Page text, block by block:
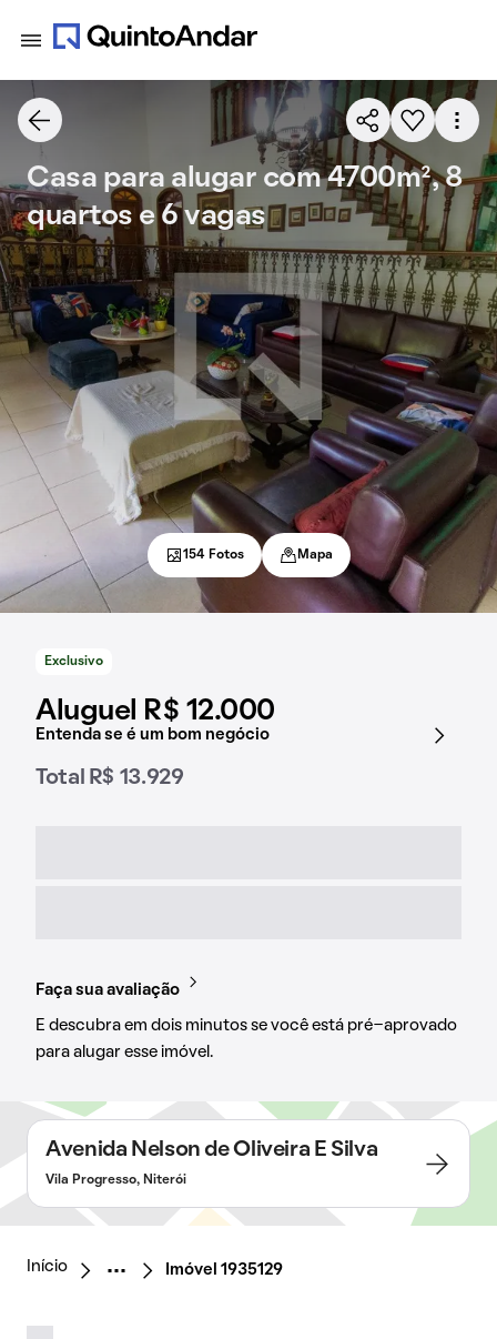
Exclusivo
Aluguel R$ 12.000
Entenda se é um bom negócio
Total R$ 13.929
Faça sua avaliação
E descubra em dois minutos se você está pré-aprovado
para alugar esse imóvel.
Casa para alugar com 4700m², 8
quartos e 6 vagas
154 Fotos Mapa
Avenida Nelson de Oliveira E Silva
Vila Progresso, Niterói
Início Imóvel 1935129